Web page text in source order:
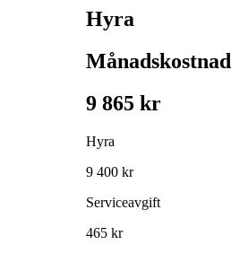
Hyra
Månadskostnad
9 865 kr
Hyra
9 400 kr
Serviceavgift
465 kr